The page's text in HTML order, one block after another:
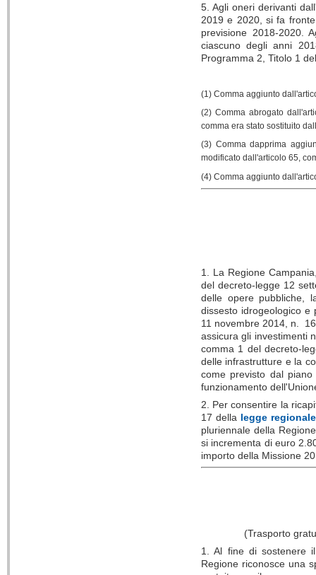
5. Agli oneri derivanti
2019 e 2020, si fa
previsione 2018-2020.
ciascuno degli anni
Programma 2, Titolo 1
(1) Comma aggiunto
(2) Comma abrogato
comma era stato sostituito
(3) Comma dapprima
modificato dall'articolo 65,
(4) Comma aggiunto
1. La Regione
del decreto-legge 12
delle opere pubbliche,
dissesto idrogeologico e
11 novembre 2014, n.
assicura gli investimenti
comma 1 del decreto-
delle infrastrutture e la
come previsto dal
funzionamento
2. Per consentire la
17 della legge
pluriennale della
si incrementa di euro
importo della Missione
(Trasporto
1. Al fine di sostenere
Regione riconosce una